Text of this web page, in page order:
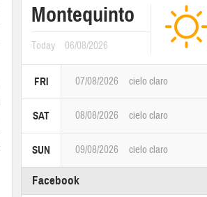
Montequinto
Today 06/08/2026
FRI 07/08/2026 cielo claro
SAT 08/08/2026 cielo claro
SUN 09/08/2026 cielo claro
Facebook